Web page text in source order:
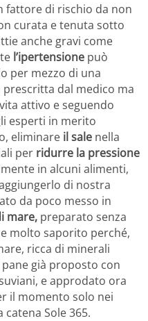
fattore di rischio da non
curata e tenuta sotto
anche gravi come
l’ipertensione può
per mezzo di una
dal medico ma
attivo e seguendo
esperti in merito
eliminare il sale nella
per ridurre la pressione
in alcuni alimenti,
di nostra
da poco messo in
mare, preparato senza
molto saporito perché,
ricca di minerali
già proposto con
e approdato ora
il momento solo nei
Sole 365.